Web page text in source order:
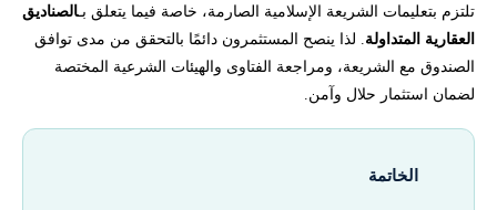
تلتزم بتعليمات الشريعة الإسلامية الصارمة، خاصة فيما يتعلق بـالصناديق
العقارية المتداولة . لذا ينصح المستثمرون دائمًا بالتحقق من مدى توافق
الصندوق مع الشريعة، ومراجعة الفتاوى والهيئات الشرعية المختصة
لضمان استثمار حلال وآمن.
الخاتمة